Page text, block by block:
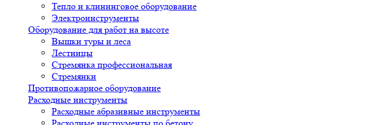
Тепло и клининговое оборудование
Электроинструменты
Оборудование для работ на высоте
Вышки туры и леса
Лестницы
Стремянка профессиональная
Стремянки
Противопожарное оборудование
Расходные инструменты
Расходные абразивные инструменты